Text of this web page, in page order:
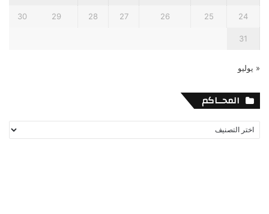
24
25
26
27
28
29
30
31
« يوليو
المحــاكم
المحــاكم